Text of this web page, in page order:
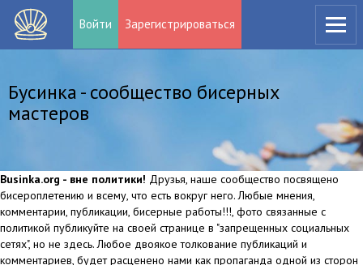
Войти Зарегистрироваться
Бусинка - сообщество бисерных
мастеров
Businka.org - вне политики! Друзья, наше сообщество посвящено
бисероплетению и всему, что есть вокруг него. Любые мнения,
комментарии, публикации, бисерные работы!!!, фото связанные с
политикой публикуйте на своей странице в "запрещенных социальных
сетях", но не здесь. Любое двоякое толкование публикаций и
комментариев, будет расценено нами как пропаганда одной из сторон